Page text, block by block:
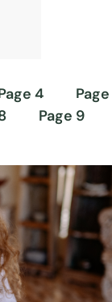
4
Page
Page 9